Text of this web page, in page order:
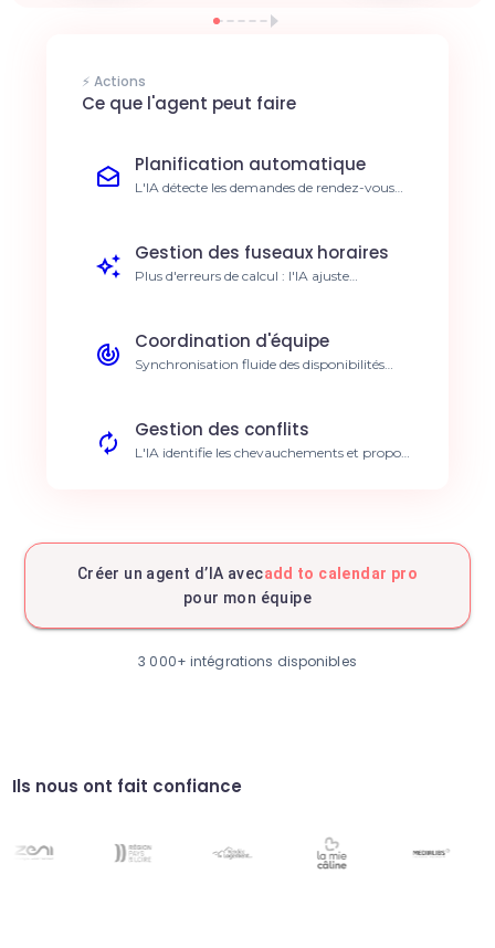
⚡ Actions
Ce que l'agent peut faire
Planification automatique
L'IA détecte les demandes de rendez-vous
Gestion des fuseaux horaires
Plus d'erreurs de calcul : l'IA ajuste
planning
Coordination d'équipe
Synchronisation fluide des disponibilités
Gestion des conflits
L'IA identifie les chevauchements et propose
Envoi immédiat d'invitations et de rappels
présence +20%
Analyse de disponibilité
Rapports sur le temps passé en réunion vs
temps
Protection des données
Créer un agent d’IA avecadd to calendar pro
pour mon équipe
3 000+ intégrations disponibles
Ils nous ont fait confiance